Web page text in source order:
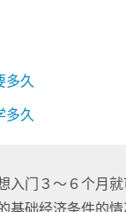
多久
多久
入门３～６个月